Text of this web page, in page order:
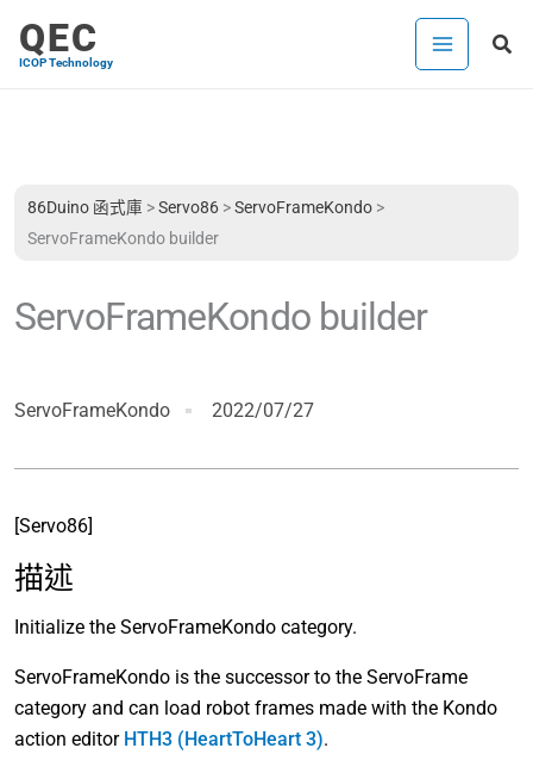
QEC
ICOP Technology
搜
86Duino 函式庫 >Servo86 >ServoFrameKondo >
ServoFrameKondo builder
ServoFrameKondo builder
ServoFrameKondo 2022/07/27
[Servo86]
描述
Initialize the ServoFrameKondo category.
ServoFrameKondo is the successor to the ServoFrame
category and can load robot frames made with the Kondo
action editor HTH3 (HeartToHeart 3).